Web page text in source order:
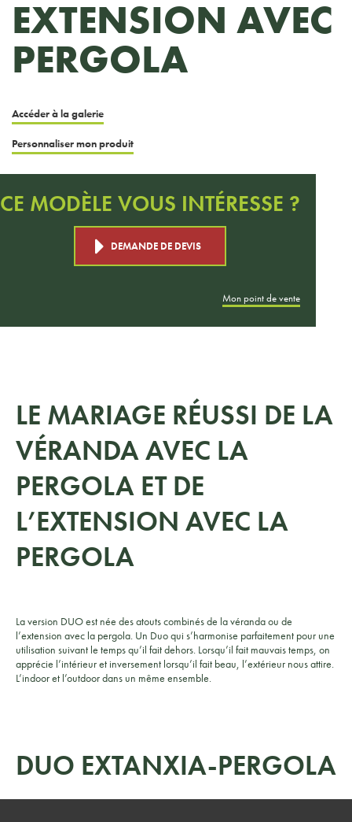
EXTENSION AVEC
PERGOLA
Accéder à la galerie
Personnaliser mon produit
CE MODÈLE VOUS INTÉRESSE ?
DEMANDE DE DEVIS
Mon point de vente
LE MARIAGE RÉUSSI DE LA
VÉRANDA AVEC LA
PERGOLA ET DE
L’EXTENSION AVEC LA
PERGOLA
La version DUO est née des atouts combinés de la véranda ou de
l’extension avec la pergola. Un Duo qui s’harmonise parfaitement pour une
utilisation suivant le temps qu’il fait dehors. Lorsqu’il fait mauvais temps, on
apprécie l’intérieur et inversement lorsqu’il fait beau, l’extérieur nous attire.
L’indoor et l’outdoor dans un même ensemble.
DUO EXTANXIA-PERGOLA